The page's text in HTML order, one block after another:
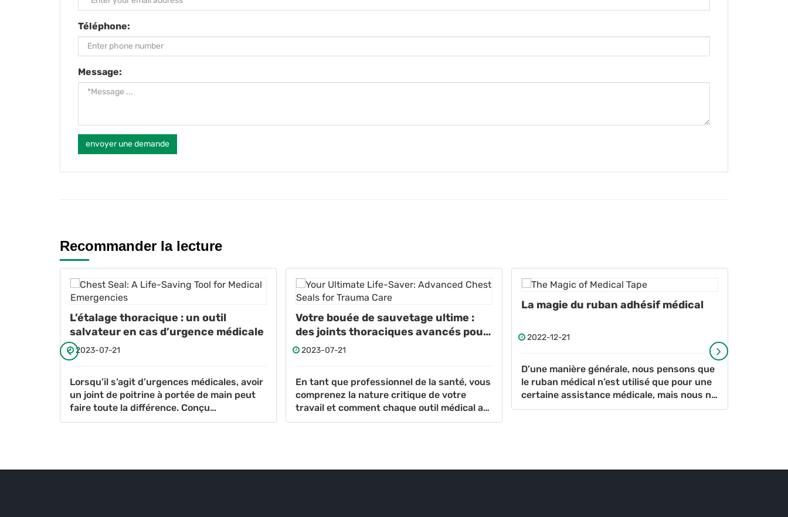
Téléphone:
Message:
envoyer une demande
Recommander la lecture
L’étalage thoracique : un outil
salvateur en cas d’urgence médicale
2023-07-21
Lorsqu’il s’agit d’urgences médicales, avoir
un joint de poitrine à portée de main peut
faire toute la différence. Conçu
spécifiquement pour traiter les blessures à
Votre bouée de sauvetage ultime :
des joints thoraciques avancés pour
les soins de traumatologie
2023-07-21
En tant que professionnel de la santé, vous
comprenez la nature critique de votre
travail et comment chaque outil médical a
une place essentielle pour sauver des vies.
La magie du ruban adhésif médical
2022-12-21
D’une manière générale, nous pensons que
le ruban médical n’est utilisé que pour une
certaine assistance médicale, mais nous ne
savons pas que le petit ruban médical ait